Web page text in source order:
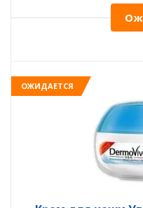
ОЖИДАЕТСЯ